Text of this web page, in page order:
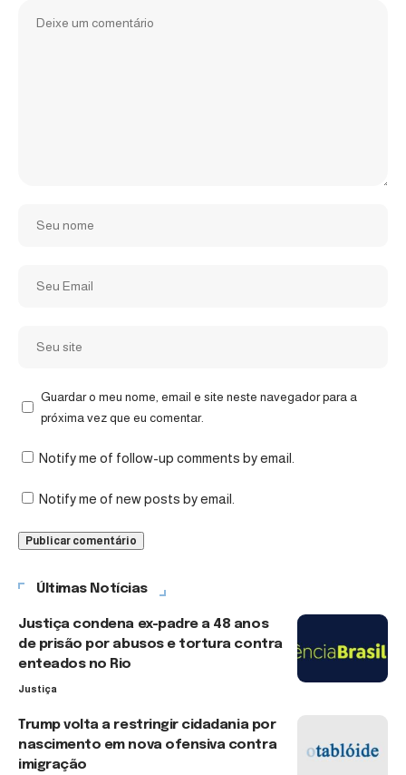
Guardar o meu nome, email e site neste navegador para a
próxima vez que eu comentar.
Notify me of follow-up comments by email.
Notify me of new posts by email.
Últimas Notícias
Justiça condena ex-padre a 48 anos
de prisão por abusos e tortura contra
enteados no Rio
Justiça
Trump volta a restringir cidadania por
nascimento em nova ofensiva contra
imigração